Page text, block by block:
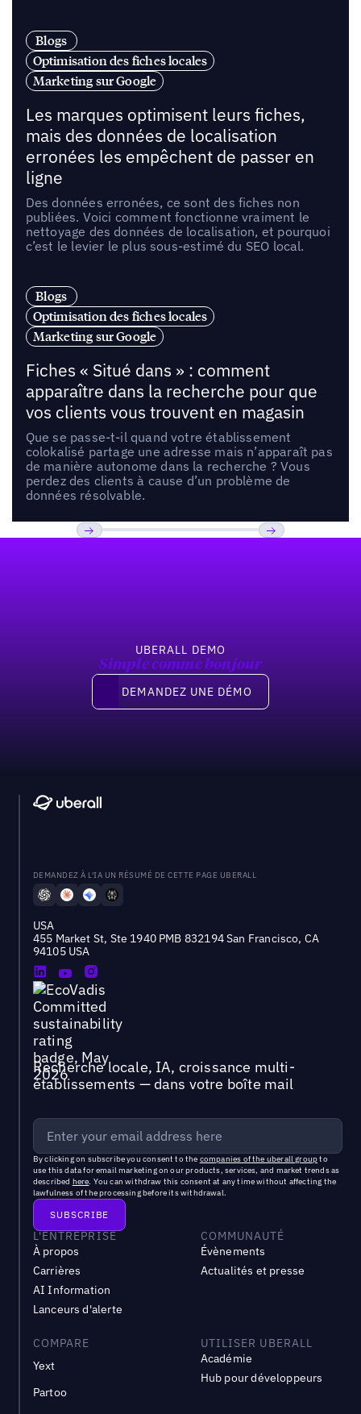
Blogs
Optimisation des fiches locales
Marketing sur Google
Les marques optimisent leurs fiches,
mais des données de localisation
erronées les empêchent de passer en
ligne
Des données erronées, ce sont des fiches non
publiées. Voici comment fonctionne vraiment le
nettoyage des données de localisation, et pourquoi
c’est le levier le plus sous-estimé du SEO local.
Blogs
Optimisation des fiches locales
Marketing sur Google
Fiches « Situé dans » : comment
apparaître dans la recherche pour que
vos clients vous trouvent en magasin
Que se passe-t-il quand votre établissement
colokalisé partage une adresse mais n’apparaît pas
de manière autonome dans la recherche ? Vous
perdez des clients à cause d’un problème de
données résolvable.
UBERALL DEMO
Simple comme bonjour
Demandez une démo
DEMANDEZ UNE DÉMO
DEMANDEZ À L'IA UN RÉSUMÉ DE CETTE PAGE UBERALL
USA
455 Market St, Ste 1940 PMB 832194 San Francisco, CA
94105 USA
Recherche locale, IA, croissance multi-
établissements — dans votre boîte mail
By clicking on subscribe you consent to the companies of the uberall groupto
use this data for email marketing on our products, services, and market trends as
described here. You can withdraw this consent at any time without affecting the
lawfulness of the processing before its withdrawal.
L'ENTREPRISE
À propos
Carrières
AI Information
Lanceurs d'alerte
COMMUNAUTÉ
Évènements
Actualités et presse
COMPARE
Yext
Partoo
UTILISER UBERALL
Académie
Hub pour développeurs